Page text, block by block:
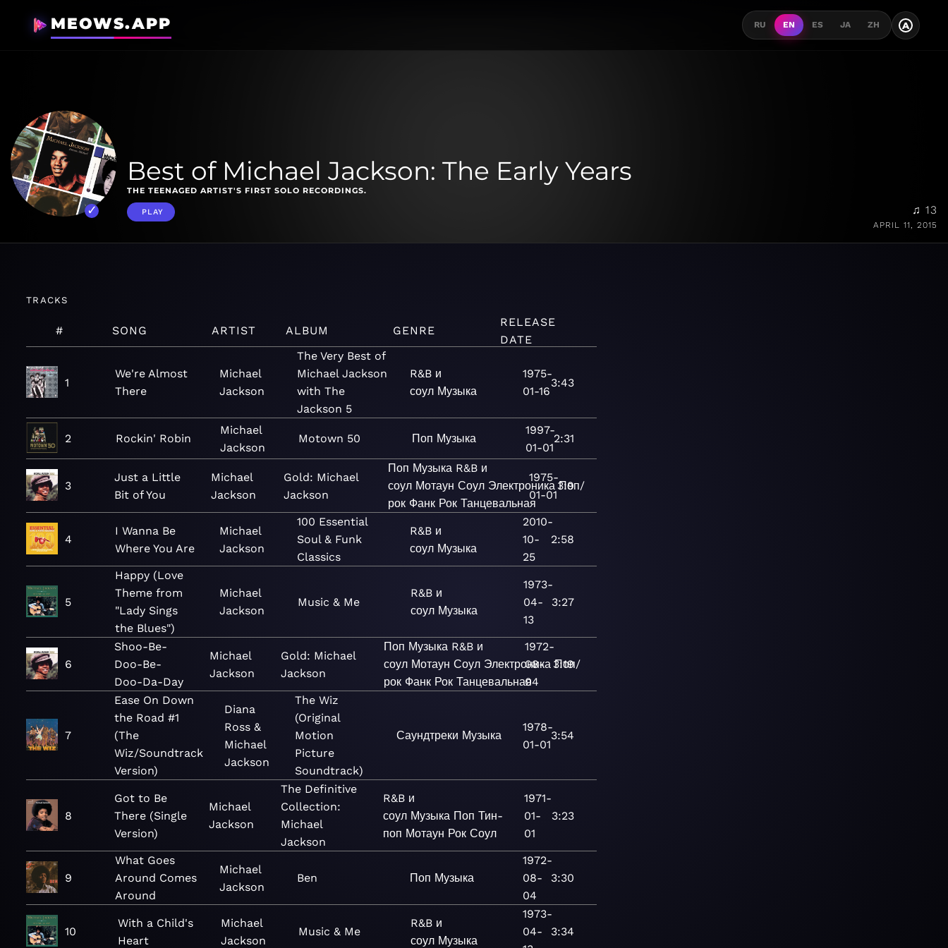
MEOWS.APP RU EN ES JA ZH A
Best of Michael Jackson: The Early Years
THE TEENAGED ARTIST'S FIRST SOLO RECORDINGS.
PLAY ♫ 13
APRIL 11, 2015
TRACKS
# SONG ARTIST ALBUM GENRE
RELEASE
DATE
1
We're Almost
There
Michael
Jackson
The Very Best of
Michael Jackson
with The
Jackson 5
R&B и
соул Музыка
1975-
01-16
3:43
2 Rockin' Robin
Michael
Jackson
Motown 50 Поп Музыка
1997-
01-01
2:31
3
Just a Little
Bit of You
Michael
Jackson
Gold: Michael
Jackson
Поп Музыка R&B и
соул Мотаун Соул Электроника Поп/
рок Фанк Рок Танцевальная
1975-
01-01
3:9
4
I Wanna Be
Where You Are
Michael
Jackson
100 Essential
Soul & Funk
Classics
R&B и
соул Музыка
2010-
10-
25
2:58
5
Happy (Love
Theme from
"Lady Sings
the Blues")
Michael
Jackson
Music & Me
R&B и
соул Музыка
1973-
04-
13
3:27
6
Shoo-Be-
Doo-Be-
Doo-Da-Day
Michael
Jackson
Gold: Michael
Jackson
Поп Музыка R&B и
соул Мотаун Соул Электроника Поп/
рок Фанк Рок Танцевальная
1972-
08-
04
3:19
7
Ease On Down
the Road #1
(The
Wiz/Soundtrack
Version)
Diana
Ross &
Michael
Jackson
The Wiz
(Original
Motion
Picture
Soundtrack)
Саундтреки Музыка
1978-
01-01
3:54
8
Got to Be
There (Single
Version)
Michael
Jackson
The Definitive
Collection:
Michael
Jackson
R&B и
соул Музыка Поп Тин-
поп Мотаун Рок Соул
1971-
01-
01
3:23
9
What Goes
Around Comes
Around
Michael
Jackson
Ben Поп Музыка
1972-
08-
04
3:30
10
With a Child's
Heart
Michael
Jackson
Music & Me
R&B и
соул Музыка
1973-
04-
3:34